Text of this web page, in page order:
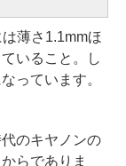
薄さ1.1mmほ
いること。し
っています。
のキヤノンの
らでありま